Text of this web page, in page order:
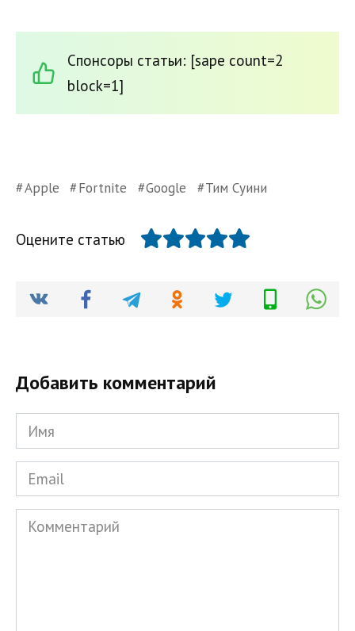
Спонсоры статьи: [sape count=2
block=1]
Apple Fortnite Google Тим Суини
Оцените статью
Добавить комментарий
Имя
*
Email
*
Комментарий